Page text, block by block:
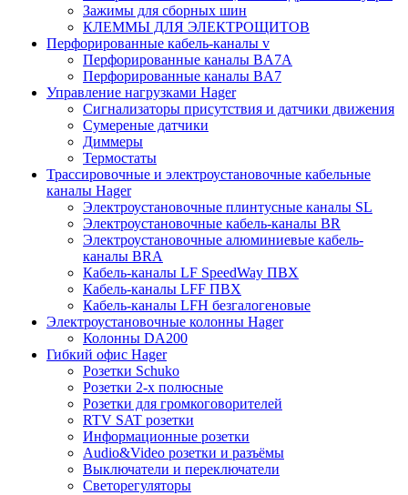
Зажимы для сборных шин
КЛЕММЫ ДЛЯ ЭЛЕКТРОЩИТОВ
Перфорированные кабель-каналы v
Перфорированные каналы BA7A
Перфорированные каналы BA7
Управление нагрузками Hager
Сигнализаторы присутствия и датчики движения
Сумереные датчики
Диммеры
Термостаты
Трассировочные и электроустановочные кабельные
каналы Hager
Электроустановочные плинтусные каналы SL
Электроустановочные кабель-каналы BR
Электроустановочные алюминиевые кабель-
каналы BRA
Кабель-каналы LF SpeedWay ПВХ
Кабель-каналы LFF ПВХ
Кабель-каналы LFH безгалогеновые
Электроустановочные колонны Hager
Колонны DA200
Гибкий офис Hager
Розетки Schuko
Розетки 2-х полюсные
Розетки для громкоговорителей
RTV SAT розетки
Информационные розетки
Audio&Video розетки и разъёмы
Выключатели и переключатели
Светорегуляторы